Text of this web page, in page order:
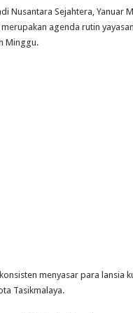
Nusantara Sejahtera, Yanuar
agenda rutin
Minggu.
menyasar para lansia
Tasikmalaya.